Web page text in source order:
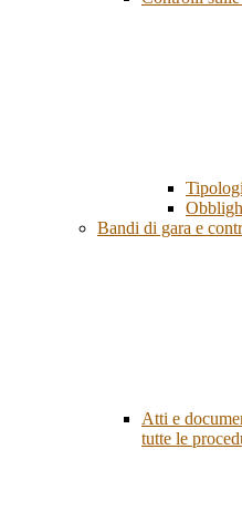
Bandi di gara e
Atti e
tutte le